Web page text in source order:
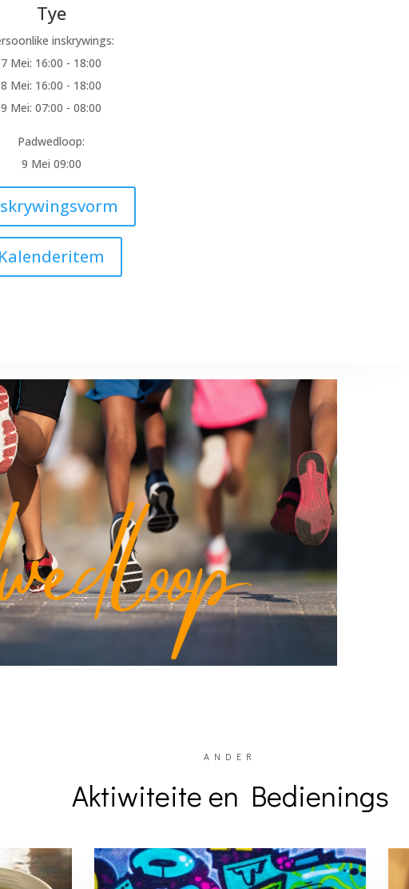
Tye
inskrywings:
7 Mei: 16:00 - 18:00
8 Mei: 16:00 - 18:00
9 Mei: 07:00 - 08:00
Padwedloop:
9 Mei 09:00
Kalenderitem
ANDER
Aktiwiteite en Bedienings